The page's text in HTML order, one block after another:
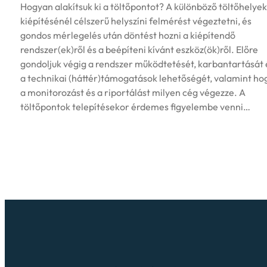
Hogyan alakítsuk ki a töltőpontot? A különböző töltőhelyek
kiépítésénél célszerű helyszíni felmérést végeztetni, és
gondos mérlegelés után döntést hozni a kiépítendő
rendszer(ek)ről és a beépíteni kívánt eszköz(ök)ről. Előre
gondoljuk végig a rendszer működtetését, karbantartását
a technikai (háttér)támogatások lehetőségét, valamint
a monitorozást és a riportálást milyen cég végezze. A
töltőpontok telepítésekor érdemes figyelembe venni…